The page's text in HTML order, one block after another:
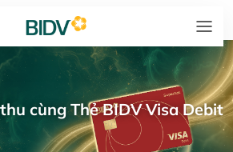
cùng Thẻ BIDV Visa Debit